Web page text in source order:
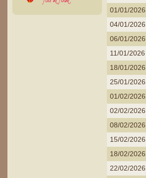
01/01/2026
04/01/2026
06/01/2026
11/01/2026
18/01/2026
25/01/2026
01/02/2026
02/02/2026
08/02/2026
15/02/2026
18/02/2026
22/02/2026